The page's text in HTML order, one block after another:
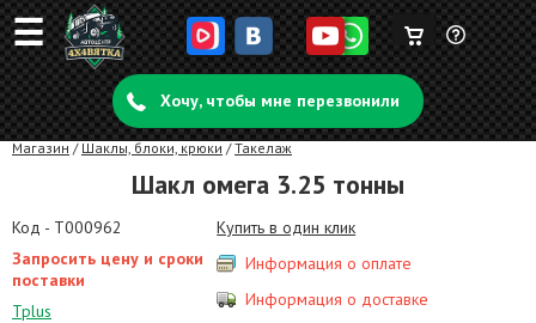
☰ Задать
вопрос
Корзина
пуста
Хочу, чтобы мне перезвонили
Магазин / Шаклы, блоки, крюки /Такелаж
Шакл омега 3.25 тонны
Код - T000962
Запросить цену и сроки
поставки
Tplus
Купить в один клик
Информация о оплате
Информация о доставке